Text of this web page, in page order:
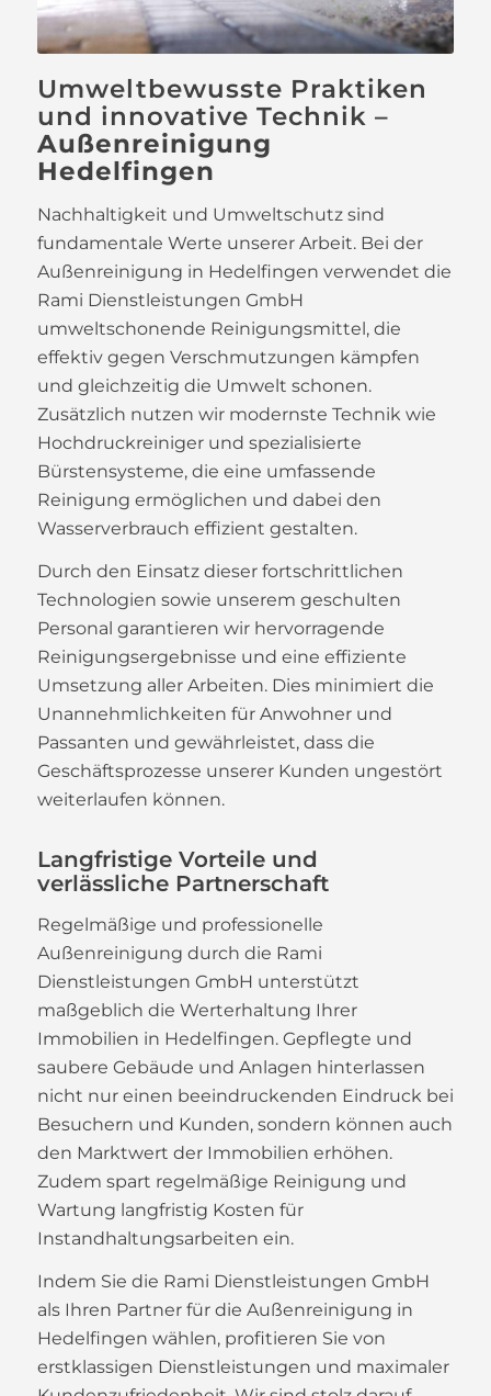
Umweltbewusste Praktiken
und innovative Technik –
Außenreinigung
Hedelfingen
Nachhaltigkeit und Umweltschutz sind
fundamentale Werte unserer Arbeit. Bei der
Außenreinigung in Hedelfingen verwendet die
Rami Dienstleistungen GmbH
umweltschonende Reinigungsmittel, die
effektiv gegen Verschmutzungen kämpfen
und gleichzeitig die Umwelt schonen.
Zusätzlich nutzen wir modernste Technik wie
Hochdruckreiniger und spezialisierte
Bürstensysteme, die eine umfassende
Reinigung ermöglichen und dabei den
Wasserverbrauch effizient gestalten.
Durch den Einsatz dieser fortschrittlichen
Technologien sowie unserem geschulten
Personal garantieren wir hervorragende
Reinigungsergebnisse und eine effiziente
Umsetzung aller Arbeiten. Dies minimiert die
Unannehmlichkeiten für Anwohner und
Passanten und gewährleistet, dass die
Geschäftsprozesse unserer Kunden ungestört
weiterlaufen können.
Langfristige Vorteile und
verlässliche Partnerschaft
Regelmäßige und professionelle
Außenreinigung durch die Rami
Dienstleistungen GmbH unterstützt
maßgeblich die Werterhaltung Ihrer
Immobilien in Hedelfingen. Gepflegte und
saubere Gebäude und Anlagen hinterlassen
nicht nur einen beeindruckenden Eindruck bei
Besuchern und Kunden, sondern können auch
den Marktwert der Immobilien erhöhen.
Zudem spart regelmäßige Reinigung und
Wartung langfristig Kosten für
Instandhaltungsarbeiten ein.
Indem Sie die Rami Dienstleistungen GmbH
als Ihren Partner für die Außenreinigung in
Hedelfingen wählen, profitieren Sie von
erstklassigen Dienstleistungen und maximaler